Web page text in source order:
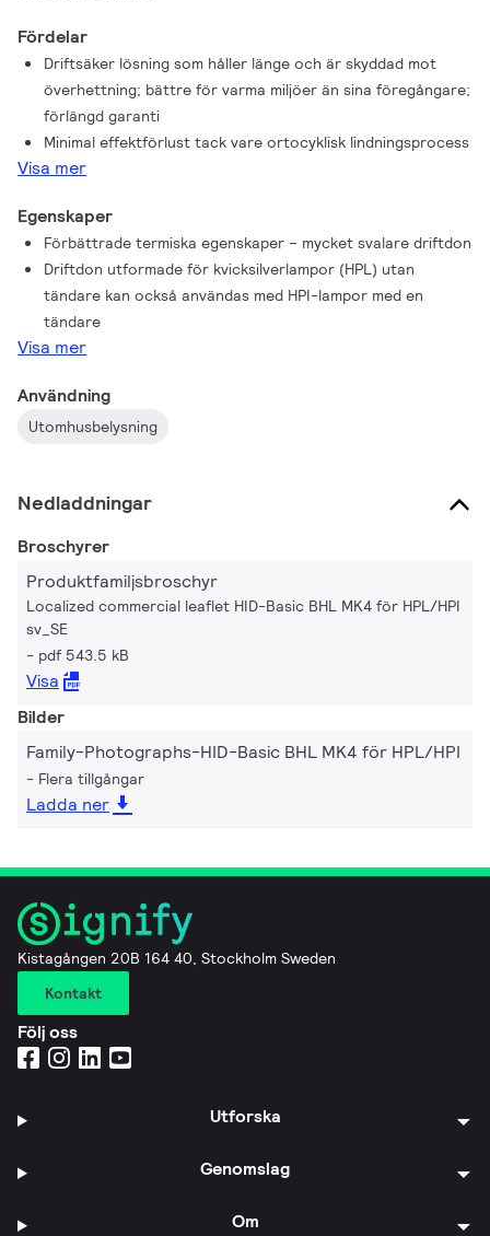
Fördelar
Driftsäker lösning som håller länge och är skyddad mot
överhettning; bättre för varma miljöer än sina föregångare;
förlängd garanti
Minimal effektförlust tack vare ortocyklisk lindningsprocess
Visa mer
Egenskaper
Förbättrade termiska egenskaper – mycket svalare driftdon
Driftdon utformade för kvicksilverlampor (HPL) utan
tändare kan också användas med HPI-lampor med en
tändare
Visa mer
Användning
Utomhusbelysning
Nedladdningar
Broschyrer
Produktfamiljsbroschyr
Localized commercial leaflet HID-Basic BHL MK4 för HPL/HPI
sv_SE
pdf 543.5 kB
Visa
Bilder
Family-Photographs-HID-Basic BHL MK4 för HPL/HPI
Flera tillgångar
Ladda ner
Kistagången 20B 164 40, Stockholm Sweden
Kontakt
Följ oss
Utforska
Genomslag
Om